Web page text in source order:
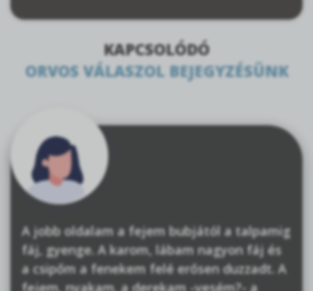
KAPCSOLÓDÓ
ORVOS VÁLASZOL BEJEGYZÉSÜNK
A jobb oldalam a fejem bubjától a talpamig
fáj, gyenge. A karom, lábam nagyon fáj és
a csipőm a fenekem felé erősen duzzadt. A